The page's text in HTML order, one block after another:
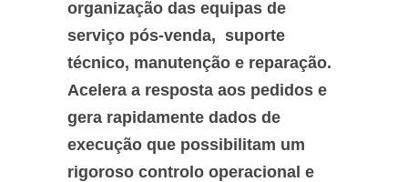
organização das equipas de
serviço pós-venda, suporte
técnico, manutenção e reparação.
Acelera a resposta aos pedidos e
gera rapidamente dados de
execução que possibilitam um
rigoroso controlo operacional e